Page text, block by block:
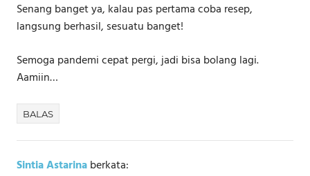
Senang banget ya, kalau pas pertama coba resep,
langsung berhasil, sesuatu banget!
Semoga pandemi cepat pergi, jadi bisa bolang lagi.
Aamiin…
BALAS
Sintia Astarinaberkata: